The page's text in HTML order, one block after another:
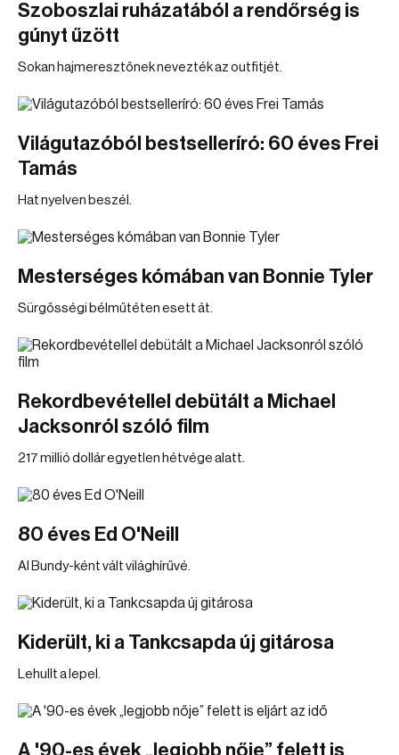
Szoboszlai ruházatából a rendőrség is
gúnyt űzött
Sokan hajmeresztőnek nevezték az outfitjét.
Világutazóból bestselleríró: 60 éves Frei
Tamás
Hat nyelven beszél.
Mesterséges kómában van Bonnie Tyler
Sürgősségi bélműtéten esett át.
Rekordbevétellel debütált a Michael
Jacksonról szóló film
217 millió dollár egyetlen hétvége alatt.
80 éves Ed O'Neill
Al Bundy-ként vált világhírűvé.
Kiderült, ki a Tankcsapda új gitárosa
Lehullt a lepel.
A '90-es évek „legjobb nője” felett is